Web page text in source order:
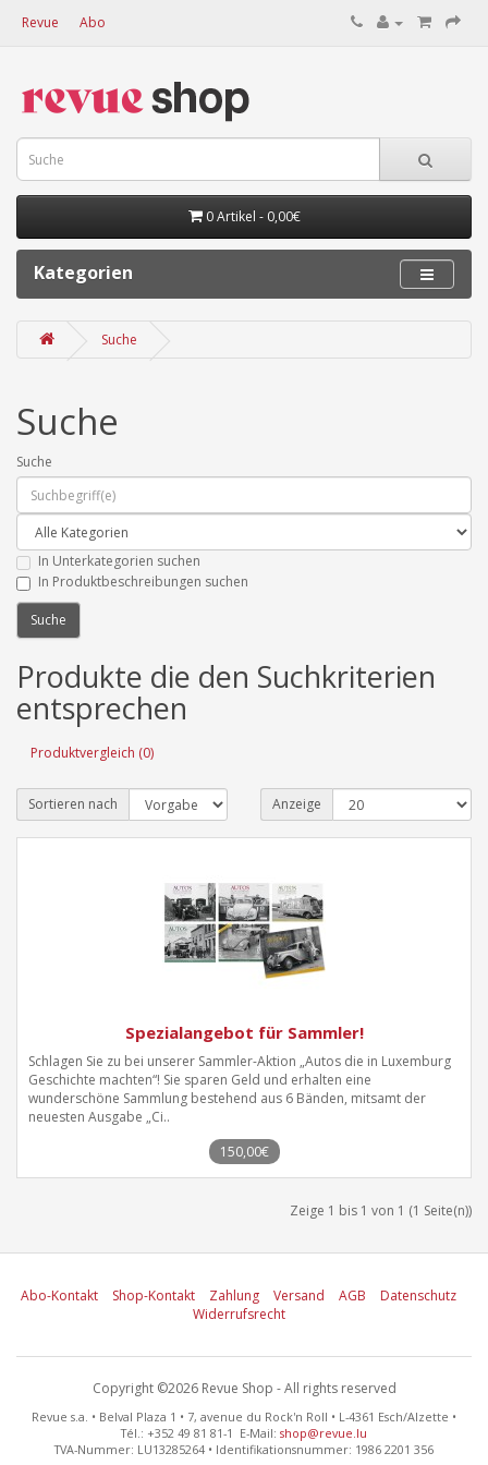
Revue Abo
0 Artikel - 0,00€
Kategorien
Suche
Suche
Suche
In Unterkategorien suchen
In Produktbeschreibungen suchen
Produkte die den Suchkriterien
entsprechen
Produktvergleich (0)
Sortieren nach Anzeige
Spezialangebot für Sammler!
Schlagen Sie zu bei unserer Sammler-Aktion „Autos die in Luxemburg
Geschichte machten“! Sie sparen Geld und erhalten eine
wunderschöne Sammlung bestehend aus 6 Bänden, mitsamt der
neuesten Ausgabe „Ci..
150,00€
Zeige 1 bis 1 von 1 (1 Seite(n))
Abo-Kontakt Shop-Kontakt Zahlung Versand AGB
Datenschutz
Widerrufsrecht
Copyright ©2026 Revue Shop - All rights reserved
Revue s.a. • Belval Plaza 1 • 7, avenue du Rock'n Roll • L-4361 Esch/Alzette •
Tél.: +352 49 81 81-1 E-Mail: shop@revue.lu
TVA-Nummer: LU13285264 • Identifikationsnummer: 1986 2201 356